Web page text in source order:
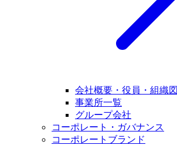
会社概要・役員・組織図
事業所一覧
グループ会社
コーポレート・ガバナンス
コーポレートブランド